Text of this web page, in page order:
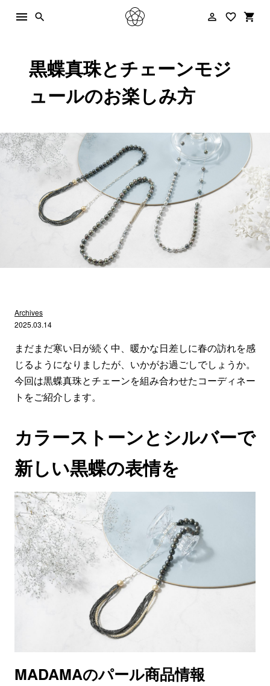
menu person_outline favorite_border shopping_cart
search
黒蝶真珠とチェーンモジ
ュールのお楽しみ方
Archives
2025.03.14
まだまだ寒い日が続く中、暖かな日差しに春の訪れを感
じるようになりましたが、いかがお過ごしでしょうか。
今回は黒蝶真珠とチェーンを組み合わせたコーディネー
トをご紹介します。
カラーストーンとシルバーで
新しい黒蝶の表情を
MADAMAのパール商品情報